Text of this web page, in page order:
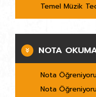
Temel Müzik
NOTA
Nota
Nota